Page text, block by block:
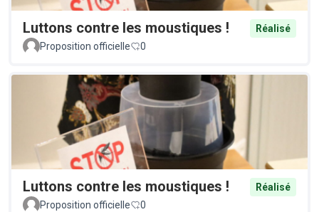
Luttons contre les moustiques !
Réalisé
Proposition officielle
0
Luttons contre les moustiques !
Réalisé
Proposition officielle
0